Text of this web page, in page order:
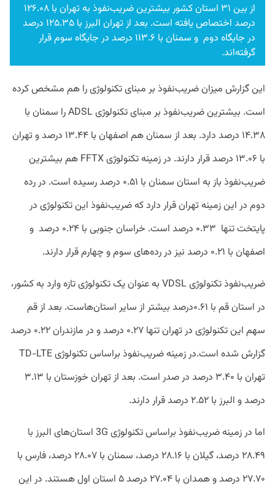
از بین ۳۱ استان کشور بیشترین ضریب‌نفوذ به تهران با ۱۲۶.۰۸
درصد اختصاص یافته است. بعد از تهران البرز با ۱۲۵.۳۵ درصد
در جایگاه دوم و سمنان با ۱۱۳.۶ درصد در جایگاه سوم قرار
گرفته‌اند.
این گزارش میزان ضریب‌نفوذ بر مبنای تکنولوژی را هم مشخص کرده
است. بیشترین ضریب‌نفوذ بر مبنای تکنولوژی ADSL را سمنان با
۱۴.۳۸ درصد دارد. بعد از سمنان هم اصفهان با ۱۳.۴۴ درصد و تهران
با ۱۳.۰۶ درصد قرار دارند. در زمینه تکنولوژی FFTX هم بیشترین
ضریب‌نفوذ باز به استان سمنان با ۰.۵۱ درصد رسیده است. در رده
دوم در این زمینه تهران قرار دارد که ضریب‌نفوذ این تکنولوژی در
پایتخت تنها ۰.۳۳ درصد است. خراسان جنوبی با ۰.۲۴ درصد
و
اصفهان با ۰.۲۱ درصد نیز در رده‌های سوم و چهارم قرار دارند.
ضریب‌نفوذ تکنولوژی VDSL به عنوان یک تکنولوژی تازه ‌وارد به کشور،
در استان قم با ۰.۶۱درصد بیشتر از سایر استان‌هاست. بعد از قم
سهم این تکنولوژی در تهران تنها ۰.۲۷ درصد و در مازندران ۰.۲۲ درصد
گزارش شده است.در زمینه ضریب‌نفوذ براساس تکنولوژی TD-LTE
تهران با ۳.۴۰ درصد در صدر است. بعد از تهران خوزستان با ۳.۱۳
درصد و البرز با ۲.۵۲ درصد قرار دارند.
اما در زمینه ضریب‌نفوذ براساس تکنولوژی 3G استان‌های البرز با
۲۸.۴۹ درصد، گیلان با ۲۸.۱۶ درصد، سمنان با ۲۸.۰۷ درصد،‌ فارس با
۲۷.۷۰ درصد و همدان با ۲۷.۰۴ درصد ۵ استان اول هستند. در این